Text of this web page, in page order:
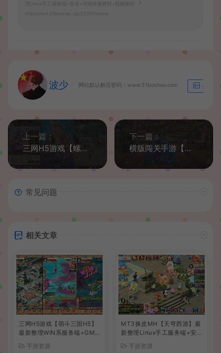
理Linux手工服务端+安卓+详细搭建教程+视频教程
https://wd.51boshao.vip/22051/syym/
波少 网站默认解压密码：www.51boshao.com 生成海
上一篇：
三网H5游戏【螺旋境界线H5】最新整理Linux手工服务端+CDK授权后台+详细搭建教程
下一篇：
横版闯关手游【情怀之星辰阿拉德】最新整理Linux手工服务端+中文配套表+WEB管理后台+GM授权后台+安卓苹果双端+详细搭建教程
常见问题
相关文章
三网H5游戏【萌斗三国H5】
最新整理WIN系服务端+GM
手游资源
MT3换皮MH【天穹西游】最
新整理Linux手工服务端+安
建教程+全套源码+视频教程
手游资源